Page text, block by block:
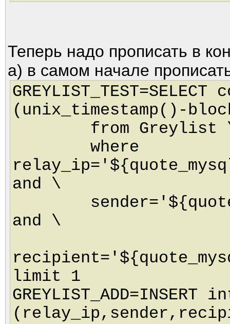
Теперь надо прописать в
а) в самом начале
(unix_timestamp()-
from Greylist
where
and \
and \
limit 1